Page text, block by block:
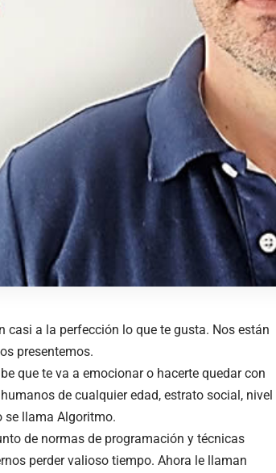
casi a la perfección lo que te gusta. Nos están
presentemos.
que te va a emocionar o hacerte quedar con
de cualquier edad, estrato social, nivel
se llama Algoritmo.
de normas de programación y técnicas
perder valioso tiempo. Ahora le llaman